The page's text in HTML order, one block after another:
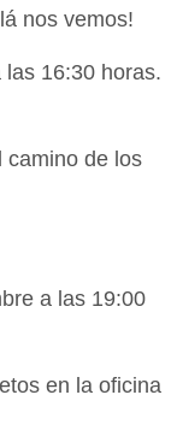
nos vemos!
16:30 horas.
camino de los
a las 19:00
en la oficina